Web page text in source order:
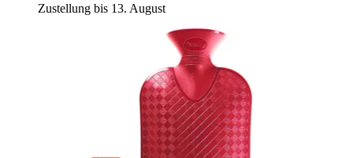
Zustellung bis 13. August